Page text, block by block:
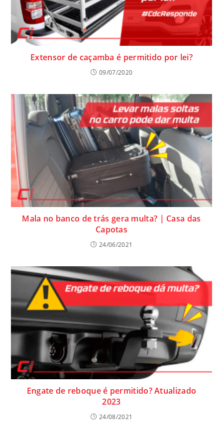
Extensor de caçamba é permitido por lei?
09/07/2020
Mala no banco de trás gera multa? | Casa das
Capotas
24/06/2021
Engate de reboque é permitido? Atualizado
2023
24/08/2021